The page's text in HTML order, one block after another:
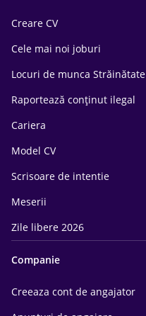
Creare CV
Cele mai noi joburi
Locuri de munca Străinătate
Raportează conținut ilegal
Cariera
Model CV
Scrisoare de intentie
Meserii
Zile libere 2026
Companie
Creeaza cont de angajator